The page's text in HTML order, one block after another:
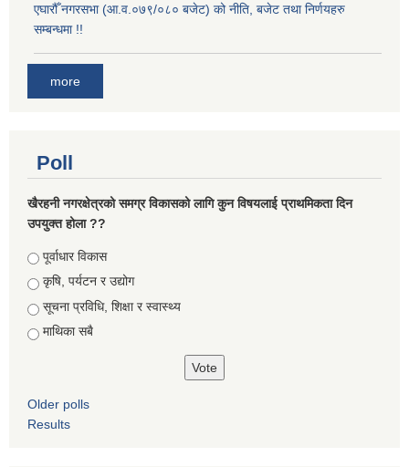
एघारौँ नगरसभा (आ.व.०७९/०८० बजेट) को नीति, बजेट तथा निर्णयहरु
सम्बन्धमा !!
more
Poll
खैरहनी नगरक्षेत्रको समग्र विकासको लागि कुन विषयलाई प्राथमिकता दिन
उपयुक्त होला ??
Choices
पूर्वाधार विकास
कृषि, पर्यटन र उद्योग
सूचना प्रविधि, शिक्षा र स्वास्थ्य
माथिका सबै
Older polls
Results